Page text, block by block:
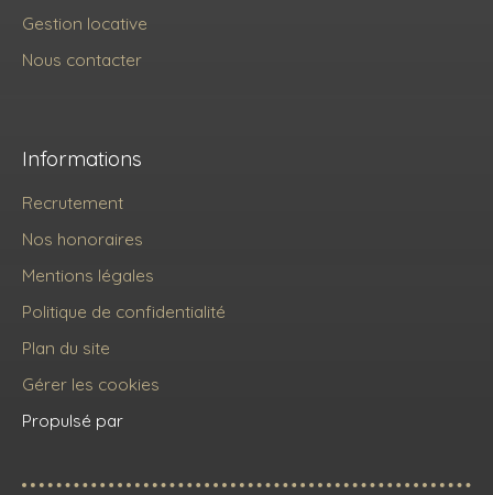
Gestion locative
Nous contacter
Informations
Recrutement
Nos honoraires
Mentions légales
Politique de confidentialité
Plan du site
Gérer les cookies
Propulsé par